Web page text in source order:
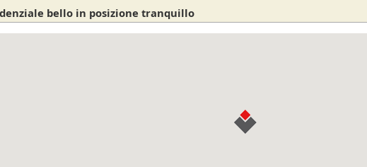
bello in posizione tranquillo